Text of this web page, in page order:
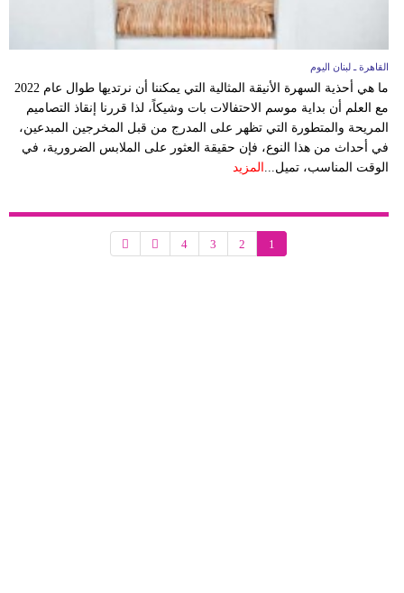
القاهرة ـ لبنان اليوم
ما هي أحذية السهرة الأنيقة المثالية التي يمكننا أن نرتديها طوال عام 2022
مع العلم أن بداية موسم الاحتفالات بات وشيكاً، لذا قررنا إنقاذ التصاميم
المريحة والمتطورة التي تظهر على المدرج من قبل المخرجين المبدعين،
في أحداث من هذا النوع، فإن حقيقة العثور على الملابس الضرورية، في
الوقت المناسب، تميل...
المزيد
1
2
3
4